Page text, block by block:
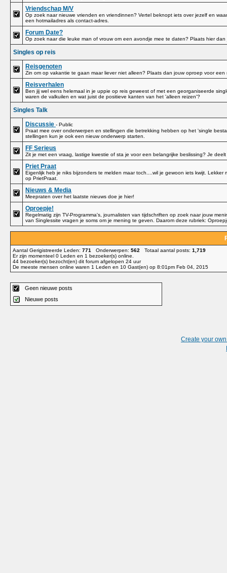
Vriendschap M/V
Op zoek naar nieuwe vrienden en vriendinnen? Vertel beknopt iets over jezelf en
een hotmailadres als contact-adres.
Forum Date?
Op zoek naar die leuke man of vrouw om een avondje mee te daten? Plaats hier
Singles op reis
Reisgenoten
Zin om op vakantie te gaan maar liever niet alleen? Plaats dan jouw oproep voor een
Reisverhalen
Ben jij wel eens helemaal in je uppie op reis geweest of met een georganiseerde
waren de valkuilen en wat juist de positieve kanten van het 'alleen reizen'?
Singles Talk
Discussie - Public
Praat mee over onderwerpen en stellingen die betrekking hebben op het 'single
stellingen kun je ook een nieuw onderwerp starten.
FF Serieus
Zit je met een vraag, lastige kwestie of sta je voor een belangrijke beslissing? Je
Priet Praat
Eigenlijk heb je niks bijzonders te melden maar toch....wil je gewoon iets kwijt.
op PrietPraat.
Nieuws & Media
Meepraten over het laatste nieuws doe je hier!
Oproepje!
Regelmatig zijn TV-Programma's, journalisten van tijdschriften op zoek naar jouw
van Singlessite vragen je soms om je mening te geven. Daarom deze rubriek:
Aantal Gerigistreerde Leden: 771 Onderwerpen: 562 Totaal aantal posts: 1,719
Er zijn momenteel 0 Leden en 1 bezoeker(s) online
44 bezoeker(s) bezocht(en) dit forum afgelopen 24 uur
De meeste mensen online waren 1 Leden en 10 Gast(en) op 8:01pm Feb 04, 2015
Geen nieuwe posts
Nieuwe posts
Create your